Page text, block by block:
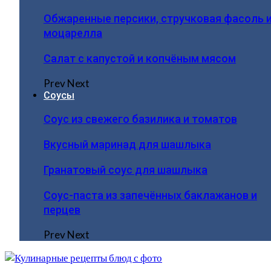
Обжаренные персики, стручковая фасоль
моцарелла
Салат с капустой и копчёным мясом
PrevNext
Соусы
Соус из свежего базилика и томатов
Вкусный маринад для шашлыка
Гранатовый соус для шашлыка
Соус-паста из запечённых баклажанов и
перцев
PrevNext